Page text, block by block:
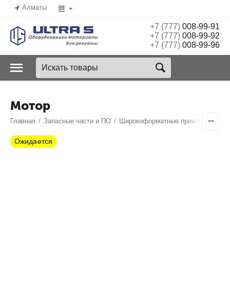
Алматы
+7 (777)008-99-91
+7 (777)008-99-92
+7 (777)008-99-96
Мотор
Главная / Запасные части и ПО / Широкоформатные принтеры /
Ожидается